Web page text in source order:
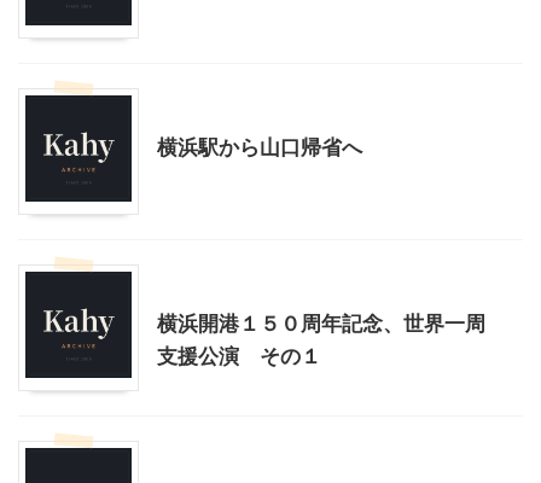
横浜駅から山口帰省へ
横浜開港１５０周年記念、世界一周
支援公演 その１